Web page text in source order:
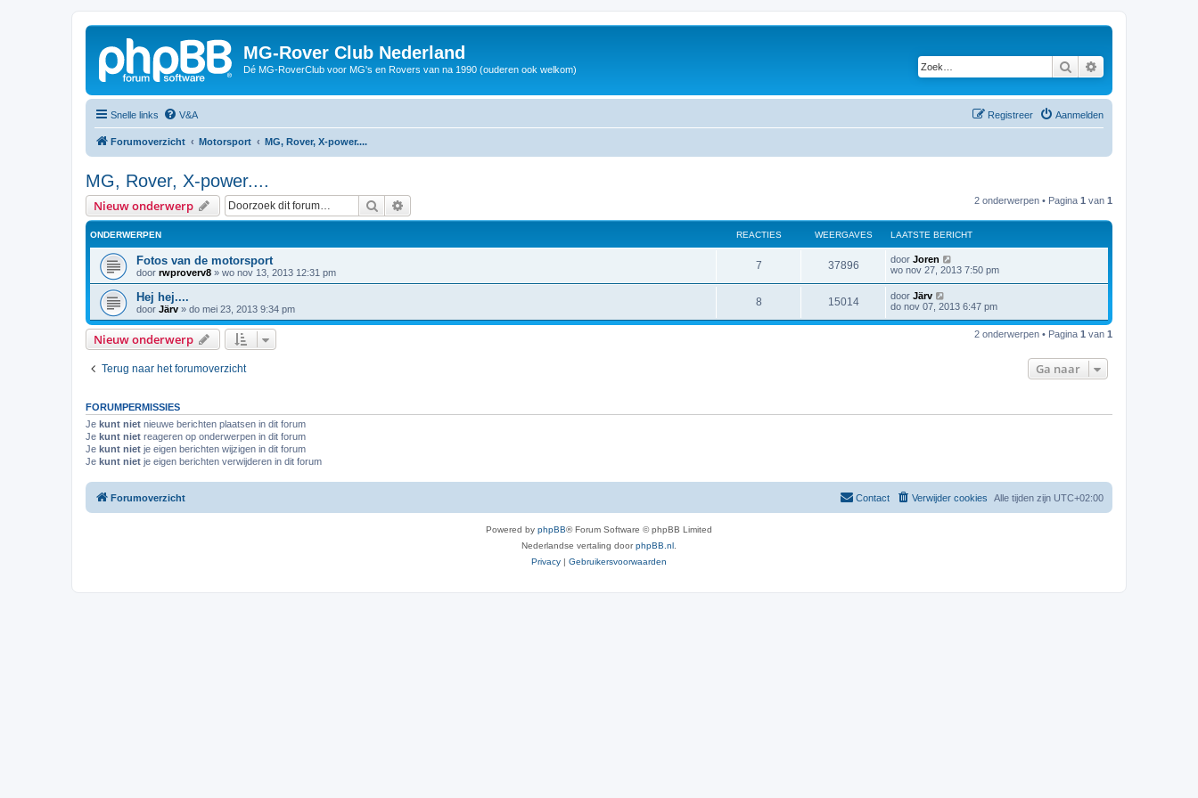
MG-Rover Club Nederland
Dé MG-RoverClub voor MG's en Rovers van na 1990 (ouderen ook welkom) Zoek
Snelle links V&A Aanmelden
Registreer
Forumoverzicht Motorsport MG, Rover, X-power....
MG, Rover, X-power....
Nieuw onderwerp Zoek 2 onderwerpen • Pagina 1 van 1
ONDERWERPEN REACTIES WEERGAVES LAATSTE BERICHT
Fotos van de motorsport
door rwproverv8 » wo nov 13, 2013 12:31 pm
7 37896 door Joren
wo nov 27, 2013 7:50 pm
Hej hej....
door Järv » do mei 23, 2013 9:34 pm
8 15014 door Järv
do nov 07, 2013 6:47 pm
Nieuw onderwerp 2 onderwerpen • Pagina 1 van 1
Terug naar het forumoverzicht Ga naar
FORUMPERMISSIES
Je kunt niet nieuwe berichten plaatsen in dit forum
Je kunt niet reageren op onderwerpen in dit forum
Je kunt niet je eigen berichten wijzigen in dit forum
Je kunt niet je eigen berichten verwijderen in dit forum
Forumoverzicht Alle tijden zijn UTC+02:00
Verwijder cookies
Contact
Powered by phpBB® Forum Software © phpBB Limited
Nederlandse vertaling doorphpBB.nl
Privacy | Gebruikersvoorwaarden